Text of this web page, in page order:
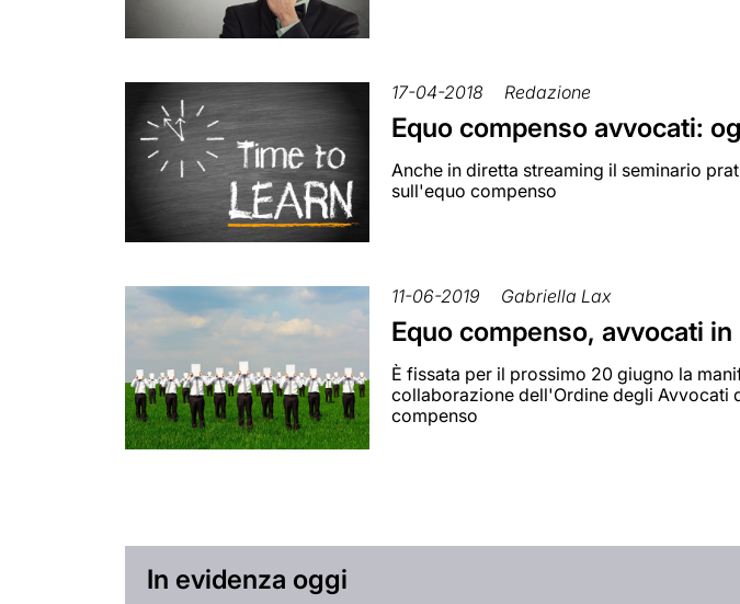
17-04-2018 Redazione
Equo compenso avvocati:
Anche in diretta streaming il seminario
sull'equo compenso
11-06-2019 Gabriella Lax
Equo compenso, avvocati
È fissata per il prossimo 20 giugno la
collaborazione dell'Ordine degli Avvocati
compenso
In evidenza oggi